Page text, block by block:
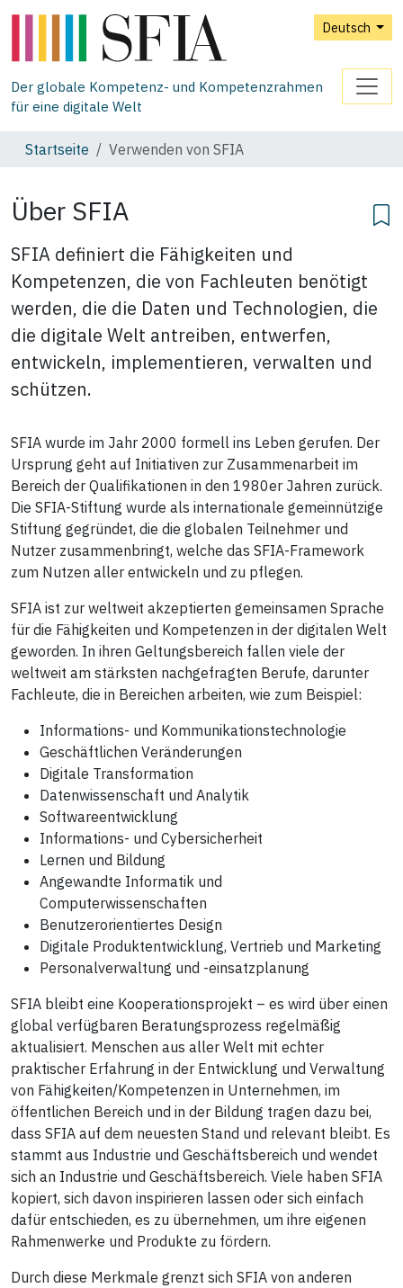
Deutsch
Der globale Kompetenz- und Kompetenzrahmen
für eine digitale Welt
Startseite Verwenden von SFIA
Über SFIA
SFIA definiert die Fähigkeiten und
Kompetenzen, die von Fachleuten benötigt
werden, die die Daten und Technologien, die
die digitale Welt antreiben, entwerfen,
entwickeln, implementieren, verwalten und
schützen.
SFIA wurde im Jahr 2000 formell ins Leben gerufen. Der
Ursprung geht auf Initiativen zur Zusammenarbeit im
Bereich der Qualifikationen in den 1980er Jahren zurück.
Die SFIA-Stiftung wurde als internationale gemeinnützige
Stiftung gegründet, die die globalen Teilnehmer und
Nutzer zusammenbringt, welche das SFIA-Framework
zum Nutzen aller entwickeln und zu pflegen.
SFIA ist zur weltweit akzeptierten gemeinsamen Sprache
für die Fähigkeiten und Kompetenzen in der digitalen Welt
geworden. In ihren Geltungsbereich fallen viele der
weltweit am stärksten nachgefragten Berufe, darunter
Fachleute, die in Bereichen arbeiten, wie zum Beispiel:
Informations- und Kommunikationstechnologie
Geschäftlichen Veränderungen
Digitale Transformation
Datenwissenschaft und Analytik
Softwareentwicklung
Informations- und Cybersicherheit
Lernen und Bildung
Angewandte Informatik und
Computerwissenschaften
Benutzerorientiertes Design
Digitale Produktentwicklung, Vertrieb und Marketing
Personalverwaltung und -einsatzplanung
SFIA bleibt eine Kooperationsprojekt – es wird über einen
global verfügbaren Beratungsprozess regelmäßig
aktualisiert. Menschen aus aller Welt mit echter
praktischer Erfahrung in der Entwicklung und Verwaltung
von Fähigkeiten/Kompetenzen in Unternehmen, im
öffentlichen Bereich und in der Bildung tragen dazu bei,
dass SFIA auf dem neuesten Stand und relevant bleibt. Es
stammt aus Industrie und Geschäftsbereich und wendet
sich an Industrie und Geschäftsbereich. Viele haben SFIA
kopiert, sich davon inspirieren lassen oder sich einfach
dafür entschieden, es zu übernehmen, um ihre eigenen
Rahmenwerke und Produkte zu fördern.
Durch diese Merkmale grenzt sich SFIA von anderen